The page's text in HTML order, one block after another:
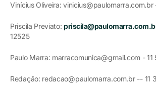
Vinícius Oliveira:
Priscila Previato:
12525
Paulo Marra: marracomunica@gmail.com -
Redação: redacao@paulomarra.com.br -- 11